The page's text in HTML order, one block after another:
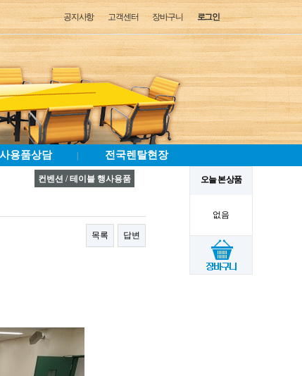
로그인
장바구니
고객센터
공지사항
용품상담 전국렌탈현장
오늘 본 상품
없음
컨벤션 / 테이블 행사용품
목록 답변